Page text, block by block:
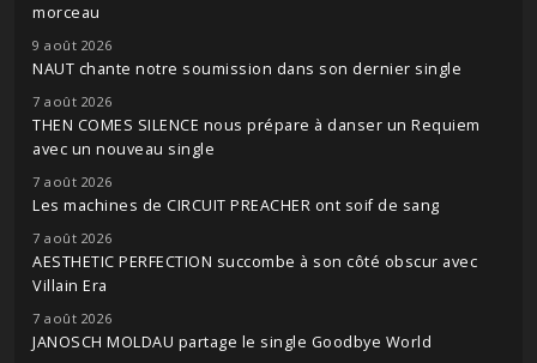
morceau
9 août 2026
NAUT chante notre soumission dans son dernier single
7 août 2026
THEN COMES SILENCE nous prépare à danser un Requiem
avec un nouveau single
7 août 2026
Les machines de CIRCUIT PREACHER ont soif de sang
7 août 2026
AESTHETIC PERFECTION succombe à son côté obscur avec
Villain Era
7 août 2026
JANOSCH MOLDAU partage le single Goodbye World